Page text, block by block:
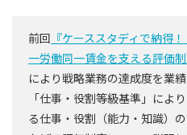
前回 『ケーススタディで納得
一労働同一賃金を支える評価制
により戦略業務の達成度を業
「仕事・役割等級基準」によ
る仕事・役割（能力・知識）